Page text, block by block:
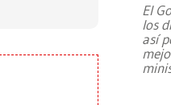
Luiz Inácio Lula
El
los
así